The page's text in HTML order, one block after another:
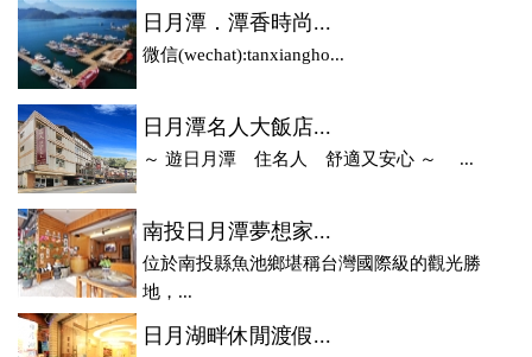
日月潭．潭香時尚...
微信(wechat):tanxiangho...
日月潭名人大飯店...
～ 遊日月潭 住名人 舒適又安心 ～ ...
南投日月潭夢想家...
位於南投縣魚池鄉堪稱台灣國際級的觀光勝
地，...
日月湖畔休閒渡假...